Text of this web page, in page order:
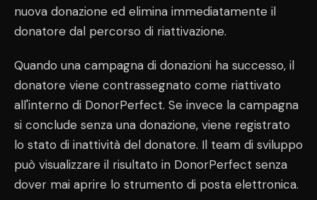
nuova donazione ed elimina immediatamente il
donatore dal percorso di riattivazione.
Quando una campagna di donazioni ha successo, il
donatore viene contrassegnato come riattivato
all'interno di DonorPerfect. Se invece la campagna
si conclude senza una donazione, viene registrato
lo stato di inattività del donatore. Il team di sviluppo
può visualizzare il risultato in DonorPerfect senza
dover mai aprire lo strumento di posta elettronica.